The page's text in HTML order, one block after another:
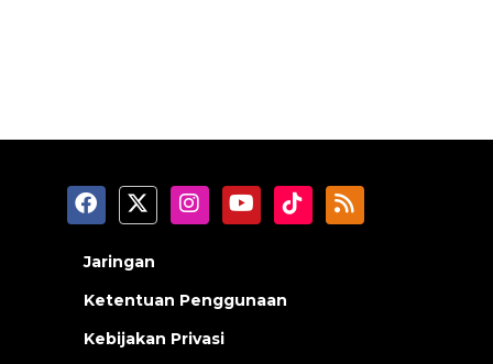
Jaringan
Ketentuan Penggunaan
Kebijakan Privasi